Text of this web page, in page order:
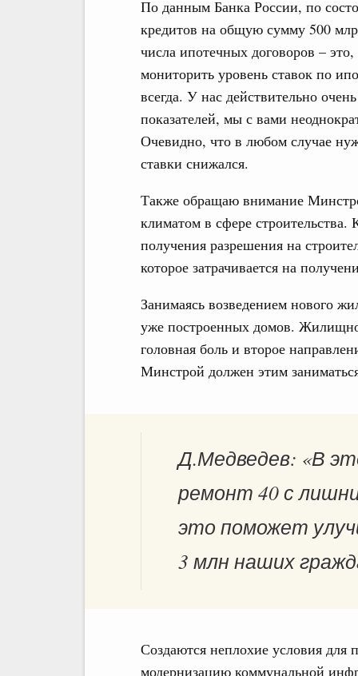
По данным Банка России, по
кредитов на общую сумму 500
числа ипотечных договоров –
мониторить уровень ставок по
всегда. У нас действительно
показателей, мы с вами
Очевидно, что в любом случае
ставки снижался.
Также обращаю внимание
климатом в сфере
получения разрешения на
которое затрачивается на
Занимаясь возведением нового
уже построенных домов.
головная боль и второе
Минстрой должен этим
Д.Медведев: «В
ремонт 40 с
это поможет
3 млн наших
Создаются неплохие условия для
модернизацию коммунальной